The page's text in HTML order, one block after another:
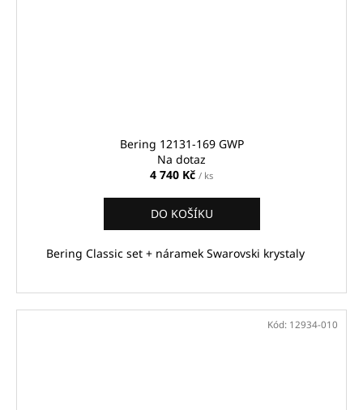
Bering 12131-169 GWP
Na dotaz
4 740 Kč / ks
DO KOŠÍKU
Bering Classic set + náramek Swarovski krystaly
Kód: 12934-010